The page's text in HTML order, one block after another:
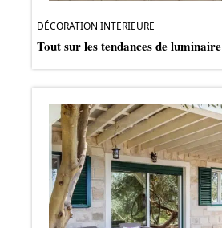
DÉCORATION INTERIEURE
Tout sur les tendances de luminaire